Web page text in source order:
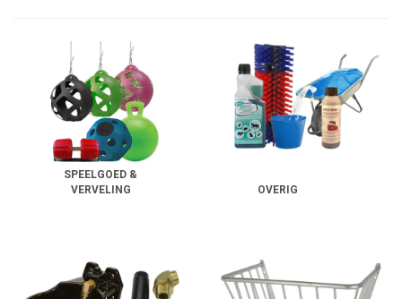
SPEELGOED &
VERVELING
OVERIG